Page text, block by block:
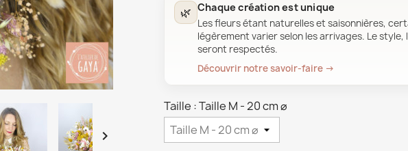

🌿 Chaque création est unique
Les fleurs étant naturelles et saisonnières,
légèrement varier selon les arrivages. Le style,
seront respectés.
Découvrir notre savoir-faire →
Taille : Taille M - 20 cm ⌀